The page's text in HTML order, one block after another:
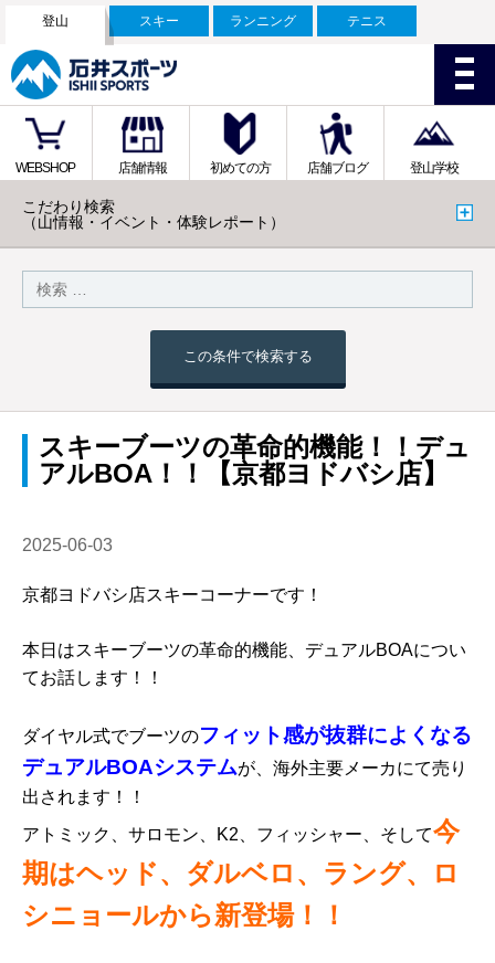
登山 スキー ランニング テニス
WEBSHOP 店舗情報 初めての方 店舗ブログ 登山学校
こだわり検索
（山情報・イベント・体験レポート）
この条件で検索する
スキーブーツの革命的機能！！デュ
アルBOA！！【京都ヨドバシ店】
2025-06-03
京都ヨドバシ店スキーコーナーです！
本日はスキーブーツの革命的機能、デュアルBOAについ
てお話します！！
ダイヤル式でブーツのフィット感が抜群によくなる
デュアルBOAシステムが、海外主要メーカにて売り
出されます！！
アトミック、サロモン、K2、フィッシャー、そして今
期はヘッド、ダルベロ、ラング、ロ
シニョールから新登場！！